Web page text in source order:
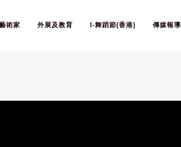
術家 外展及教育 I-舞蹈節(香港) 傳媒報導